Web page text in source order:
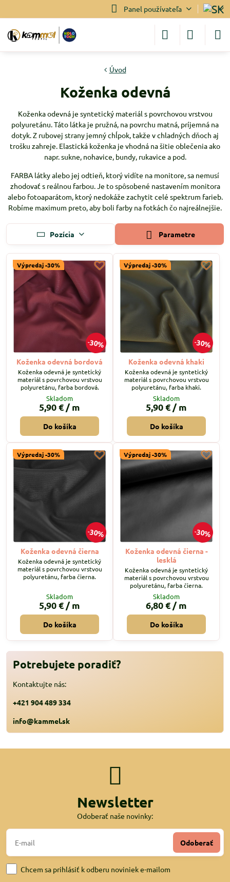
Panel používateľa
Úvod
Koženka odevná
Koženka odevná je syntetický materiál s povrchovou vrstvou
polyuretánu. Táto látka je pružná, na povrchu matná, príjemná na
dotyk. Z rubovej strany jemný chĺpok, takže v chladných dňoch aj
trošku zahreje. Elastická koženka je vhodná na šitie oblečenia ako
napr. sukne, nohavice, bundy, rukavice a pod.
FARBA látky alebo jej odtieň, ktorý vidíte na monitore, sa nemusí
zhodovať s reálnou farbou. Je to spôsobené nastavením monitora
alebo fotoaparátom, ktorý nedokáže zachytit celé spektrum farieb.
Robíme maximum preto, aby boli farby na fotkách čo najreálnejšie.
Pozícia Parametre
30%
Výpredaj -30%
Koženka odevná bordová
Koženka odevná je syntetický
materiál s povrchovou vrstvou
polyuretánu, farba bordová.
Skladom
5,90 € / m
Do košíka
30%
Výpredaj -30%
Koženka odevná khaki
Koženka odevná je syntetický
materiál s povrchovou vrstvou
polyuretánu, farba khaki.
Skladom
5,90 € / m
Do košíka
30%
Výpredaj -30%
Koženka odevná čierna
Koženka odevná je syntetický
materiál s povrchovou vrstvou
polyuretánu, farba čierna.
Skladom
5,90 € / m
Do košíka
30%
Výpredaj -30%
Koženka odevná čierna -
lesklá
Koženka odevná je syntetický
materiál s povrchovou vrstvou
polyuretánu, farba čierna.
Skladom
6,80 € / m
Do košíka
Potrebujete poradiť?
Kontaktujte nás:
+421 904 489 334
info@kammel.sk
Newsletter
Odoberať naše novinky:
Odoberať
Chcem sa prihlásiť k odberu noviniek e-mailom